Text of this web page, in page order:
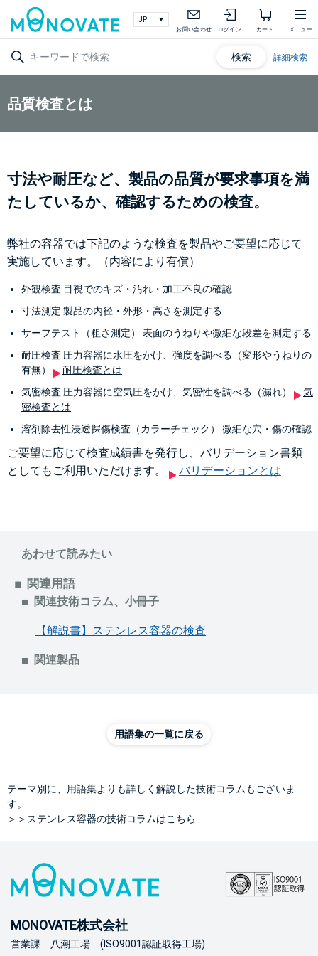
お問い合わせ ログイン カート メニュー
検索 詳細検索
品質検査とは
寸法や耐圧など、製品の品質が要求事項を満
たしているか、確認するための検査。
弊社の容器では下記のような検査を製品やご要望に応じて
実施しています。（内容により有償）
外観検査 目視でのキズ・汚れ・加工不良の確認
寸法測定 製品の内径・外形・高さを測定する
サーフテスト（粗さ測定） 表面のうねりや微細な段差を測定する
耐圧検査 圧力容器に水圧をかけ、強度を調べる（変形やうねりの
有無）
耐圧検査とは
気密検査 圧力容器に空気圧をかけ、気密性を調べる（漏れ）
気
密検査とは
溶剤除去性浸透探傷検査（カラーチェック） 微細な穴・傷の確認
ご要望に応じて検査成績書を発行し、バリデーション書類
としてもご利用いただけます。
バリデーションとは
あわせて読みたい
関連用語
関連技術コラム、小冊子
【解説書】ステンレス容器の検査
関連製品
用語集の一覧に戻る
テーマ別に、用語集よりも詳しく解説した技術コラムもございま
す。
＞＞ステンレス容器の技術コラムはこちら
MONOVATE株式会社
営業課 八潮工場 (ISO9001認証取得工場)